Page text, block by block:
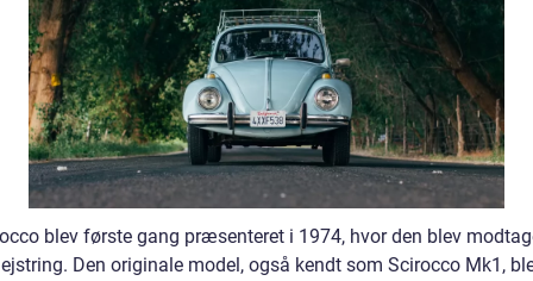
blev første gang præsenteret i 1974, hvor den blev
Den originale model, også kendt som Scirocco Mk1,